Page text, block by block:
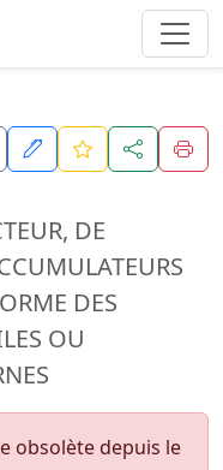
DE
DES
OU
obsolète depuis le